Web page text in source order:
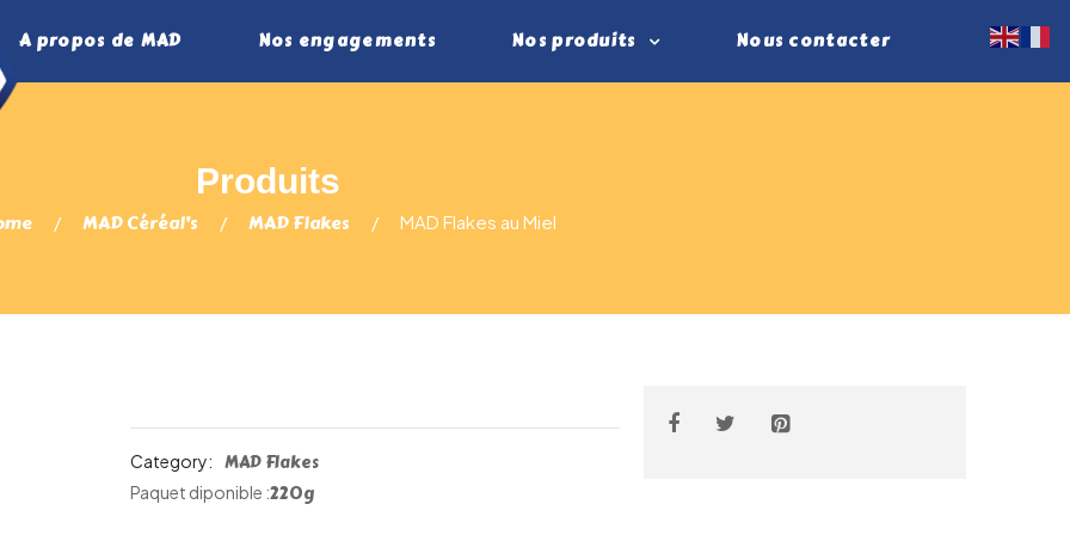
A propos de MAD Nos engagements Nos produits Nous contacter
MAD Céréal’s MAD Flakes MAD Flakes au Miel
Category:
MAD Flakes
220g